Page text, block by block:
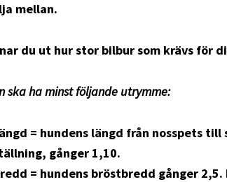
mellan.
du ut hur stor bilbur som krävs för
ska ha minst följande utrymme:
= hundens längd från nosspets
gånger 1,10.
= hundens bröstbredd gånger